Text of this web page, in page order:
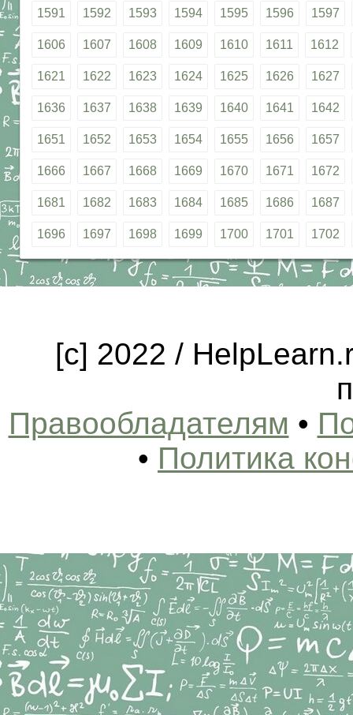
1591 1592 1593 1594 1595 1596 1597
1606 1607 1608 1609 1610 1611 1612
1621 1622 1623 1624 1625 1626 1627
1636 1637 1638 1639 1640 1641 1642
1651 1652 1653 1654 1655 1656 1657
1666 1667 1668 1669 1670 1671 1672
1681 1682 1683 1684 1685 1686 1687
1696 1697 1698 1699 1700 1701 1702
[c] 2022 /
Правообладателям •
• Политика